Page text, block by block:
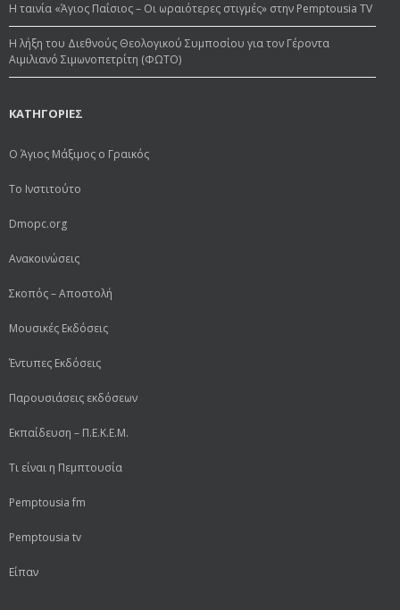
Η ταινία «Άγιος Παΐσιος – Οι ωραιότερες στιγμές» στην Pemptousia TV
Η λήξη του Διεθνούς Θεολογικού Συμποσίου για τον Γέροντα
Αιμιλιανό Σιμωνοπετρίτη (ΦΩΤΟ)
ΚΑΤΗΓΟΡΙΕΣ
Ο Άγιος Μάξιμος ο Γραικός
Το Ινστιτούτο
Dmopc.org
Ανακοινώσεις
Σκοπός – Αποστολή
Μουσικές Εκδόσεις
Έντυπες Εκδόσεις
Παρουσιάσεις εκδόσεων
Εκπαίδευση – Π.Ε.Κ.Ε.Μ.
Τι είναι η Πεμπτουσία
Pemptousia fm
Pemptousia tv
Είπαν